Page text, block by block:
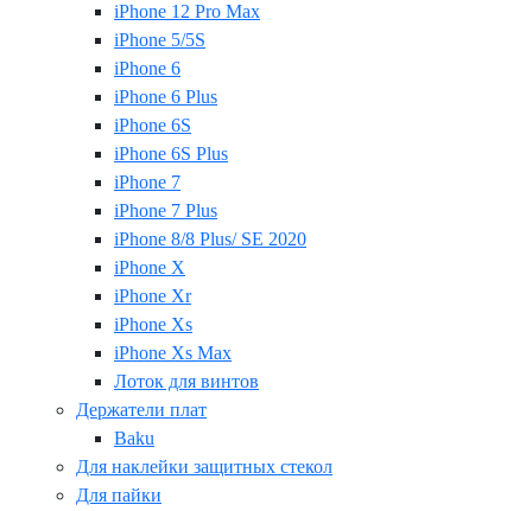
iPhone 12 Pro Max
iPhone 5/5S
iPhone 6
iPhone 6 Plus
iPhone 6S
iPhone 6S Plus
iPhone 7
iPhone 7 Plus
iPhone 8/8 Plus/ SE 2020
iPhone X
iPhone Xr
iPhone Xs
iPhone Xs Max
Лоток для винтов
Держатели плат
Baku
Для наклейки защитных стекол
Для пайки